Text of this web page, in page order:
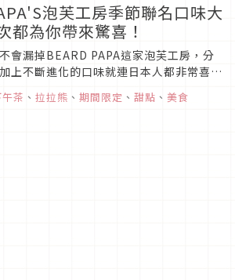
泡芙工房季節聯名口味大
都為你帶來驚喜！
會漏掉BEARD PAPA這家泡芙工房，分
上不斷進化的口味就連日本人都非常喜
在幫大家整理好近期的季節限定與特別聯
像是拉拉熊布丁泡芙、小枝泡芙等限定的
茶 、 拉拉熊 、 期間限定 、 甜點 、 美食